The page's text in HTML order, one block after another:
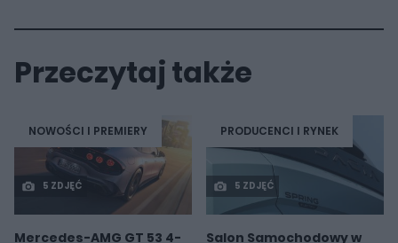
Przeczytaj także
NOWOŚCI I PREMIERY
5 ZDJĘĆ
Mercedes-AMG GT 53 4-
PRODUCENCI I RYNEK
5 ZDJĘĆ
Salon Samochodowy w